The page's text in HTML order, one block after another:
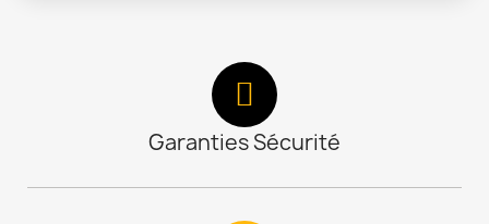
Garanties Sécurité